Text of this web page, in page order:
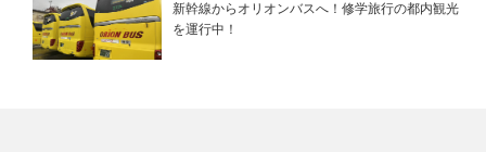
新幹線からオリオンバスへ！修学旅行の都内観光
を運行中！